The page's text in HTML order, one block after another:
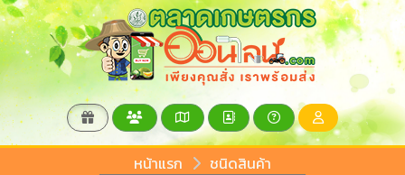
หน้าแรก ชนิดสินค้า